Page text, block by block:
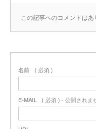
この記事へのコメントはあ
名前 ( 必須 )
E-MAIL ( 必須 ) - 公開されま